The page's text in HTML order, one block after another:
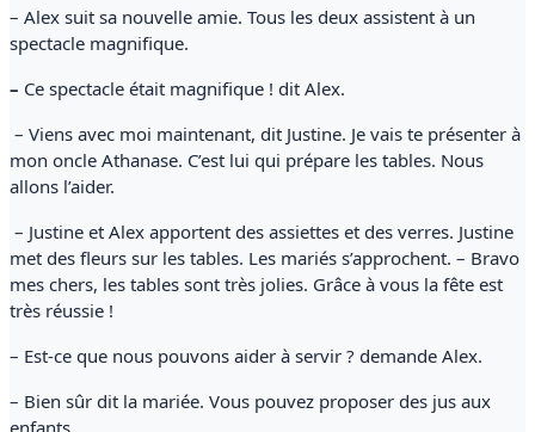
– Alex suit sa nouvelle amie. Tous les deux assistent à un
spectacle magnifique.
– Ce spectacle était magnifique ! dit Alex.
– Viens avec moi maintenant, dit Justine. Je vais te présenter à
mon oncle Athanase. C’est lui qui prépare les tables. Nous
allons l’aider.
– Justine et Alex apportent des assiettes et des verres. Justine
met des fleurs sur les tables. Les mariés s’approchent. – Bravo
mes chers, les tables sont très jolies. Grâce à vous la fête est
très réussie !
– Est-ce que nous pouvons aider à servir ? demande Alex.
– Bien sûr dit la mariée. Vous pouvez proposer des jus aux
enfants.